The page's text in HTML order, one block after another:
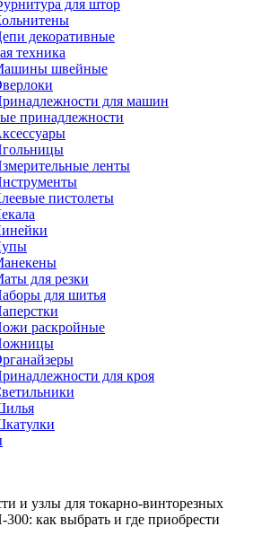
для штор
декоративные
техника
швейные
для машин
принадлежности
ленты
пистолеты
для резки
для шитья
раскройные
для кроя
и узлы для токарно-винторезных
как выбрать и где приобрести